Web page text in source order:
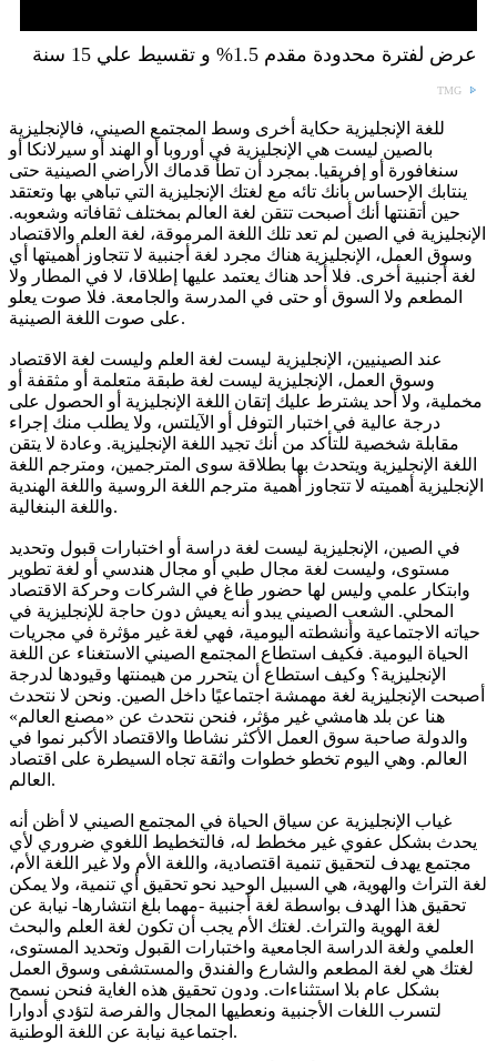
عرض لفترة محدودة مقدم 1.5% و تقسيط علي 15 سنة
TMG
للغة الإنجليزية حكاية أخرى وسط المجتمع الصيني، فالإنجليزية
بالصين ليست هي الإنجليزية في أوروبا أو الهند أو سيرلانكا أو
سنغافورة أو إفريقيا. بمجرد أن تطأ قدماك الأراضي الصينية حتى
ينتابك الإحساس بأنك تائه مع لغتك الإنجليزية التي تباهي بها وتعتقد
حين أتقنتها أنك أصبحت تتقن لغة العالم بمختلف ثقافاته وشعوبه.
الإنجليزية في الصين لم تعد تلك اللغة المرموقة، لغة العلم والاقتصاد
وسوق العمل، الإنجليزية هناك مجرد لغة أجنبية لا تتجاوز أهميتها أي
لغة أجنبية أخرى. فلا أحد هناك يعتمد عليها إطلاقا، لا في المطار ولا
المطعم ولا السوق أو حتى في المدرسة والجامعة. فلا صوت يعلو
على صوت اللغة الصينية.
عند الصينيين، الإنجليزية ليست لغة العلم وليست لغة الاقتصاد
وسوق العمل، الإنجليزية ليست لغة طبقة متعلمة أو مثقفة أو
مخملية، ولا أحد يشترط عليك إتقان اللغة الإنجليزية أو الحصول على
درجة عالية في اختبار التوفل أو الآيلتس، ولا يطلب منك إجراء
مقابلة شخصية للتأكد من أنك تجيد اللغة الإنجليزية. وعادة لا يتقن
اللغة الإنجليزية ويتحدث بها بطلاقة سوى المترجمين، ومترجم اللغة
الإنجليزية أهميته لا تتجاوز أهمية مترجم اللغة الروسية واللغة الهندية
واللغة البنغالية.
في الصين، الإنجليزية ليست لغة دراسة أو اختبارات قبول وتحديد
مستوى، وليست لغة مجال طبي أو مجال هندسي أو لغة تطوير
وابتكار علمي وليس لها حضور طاغ في الشركات وحركة الاقتصاد
المحلي. الشعب الصيني يبدو أنه يعيش دون حاجة للإنجليزية في
حياته الاجتماعية وأنشطته اليومية، فهي لغة غير مؤثرة في مجريات
الحياة اليومية. فكيف استطاع المجتمع الصيني الاستغناء عن اللغة
الإنجليزية؟ وكيف استطاع أن يتحرر من هيمنتها وقيودها لدرجة
أصبحت الإنجليزية لغة مهمشة اجتماعيًا داخل الصين. ونحن لا نتحدث
هنا عن بلد هامشي غير مؤثر، فنحن نتحدث عن «مصنع العالم»
والدولة صاحبة سوق العمل الأكثر نشاطا والاقتصاد الأكبر نموا في
العالم. وهي اليوم تخطو خطوات واثقة تجاه السيطرة على اقتصاد
العالم.
غياب الإنجليزية عن سياق الحياة في المجتمع الصيني لا أظن أنه
يحدث بشكل عفوي غير مخطط له، فالتخطيط اللغوي ضروري لأي
مجتمع يهدف لتحقيق تنمية اقتصادية، واللغة الأم ولا غير اللغة الأم،
لغة التراث والهوية، هي السبيل الوحيد نحو تحقيق أي تنمية، ولا يمكن
تحقيق هذا الهدف بواسطة لغة أجنبية -مهما بلغ انتشارها- نيابة عن
لغة الهوية والتراث. لغتك الأم يجب أن تكون لغة العلم والبحث
العلمي ولغة الدراسة الجامعية واختبارات القبول وتحديد المستوى،
لغتك هي لغة المطعم والشارع والفندق والمستشفى وسوق العمل
بشكل عام بلا استثناءات. ودون تحقيق هذه الغاية فنحن نسمح
لتسرب اللغات الأجنبية ونعطيها المجال والفرصة لتؤدي أدوارا
اجتماعية نيابة عن اللغة الوطنية.